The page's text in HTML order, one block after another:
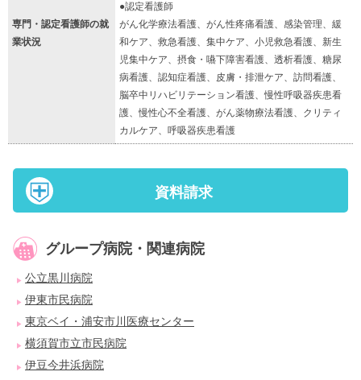
専門・認定看護師の就
業状況
●認定看護師
がん化学療法看護、がん性疼痛看護、感染管理、緩
和ケア、救急看護、集中ケア、小児救急看護、新生
児集中ケア、摂食・嚥下障害看護、透析看護、糖尿
病看護、認知症看護、皮膚・排泄ケア、訪問看護、
脳卒中リハビリテーション看護、慢性呼吸器疾患看
護、慢性心不全看護、がん薬物療法看護、クリティ
カルケア、呼吸器疾患看護
資料請求
グループ病院・関連病院
公立黒川病院
伊東市民病院
東京ベイ・浦安市川医療センター
横須賀市立市民病院
伊豆今井浜病院